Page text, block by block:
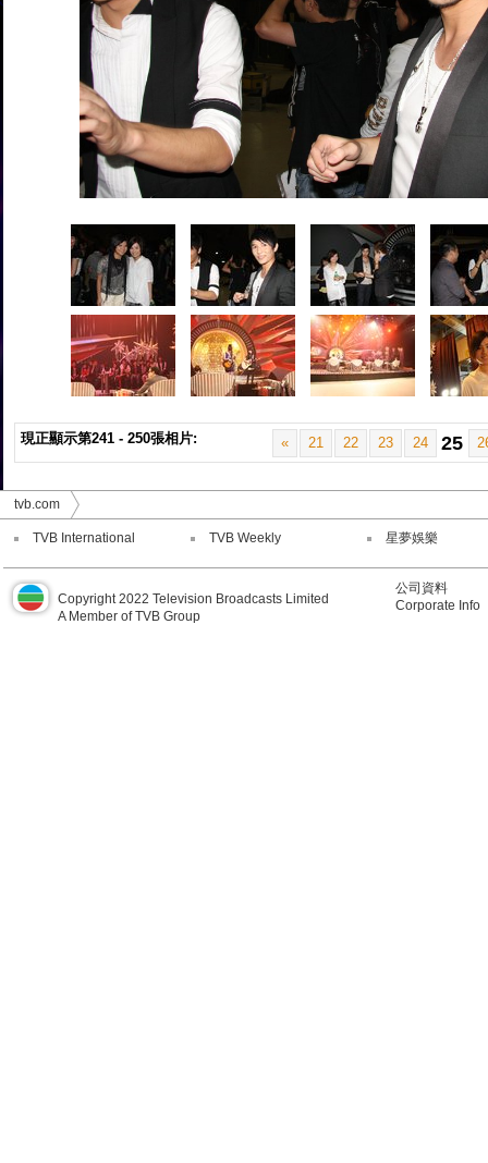
現正顯示第241 - 250張相片: « 21 22 23 24 25
tvb.com
TVB International TVB Weekly 星夢娛樂
Copyright 2022 Television Broadcasts Limited
A Member of TVB Group
公司資料
Corporate Info